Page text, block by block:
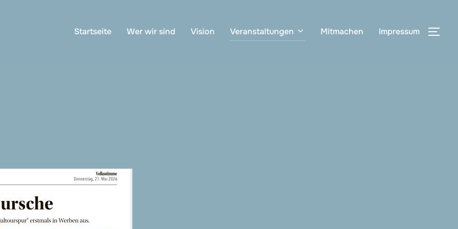
Startseite Wer wir sind Vision Veranstaltungen Mitmachen Impressum